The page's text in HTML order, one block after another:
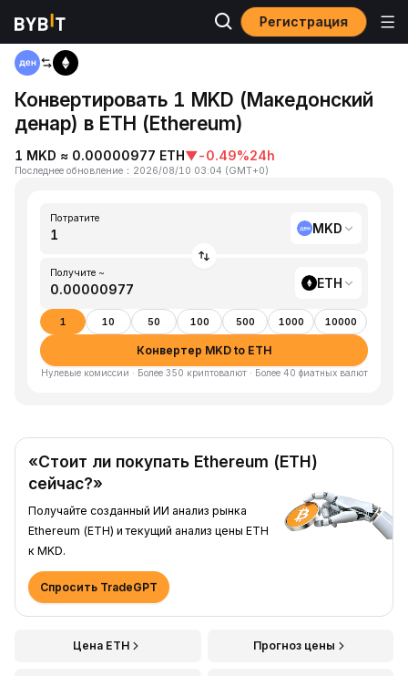
Регистрация
Главная
Конвертировать 1 MKD (Македонский
денар) в ETH (Ethereum)
1 MKD ≈ 0.00000977 ETH▼-0.49%24h
Последнее обновление ： 2026/08/10 03:04 (GMT+0)
Потратите
MKD
Получите ~
ETH
1 10 50 100 500 1000 10000
Конвертер MKD to ETH
Нулевые комиссии · Более 350 криптовалют · Более 40 фиатных валют
«Стоит ли покупать Ethereum (ETH)
сейчас?»
Получайте созданный ИИ анализ рынка
Ethereum (ETH) и текущий анализ цены ETH
к MKD.
Спросить TradeGPT
Цена ETH Прогноз цены